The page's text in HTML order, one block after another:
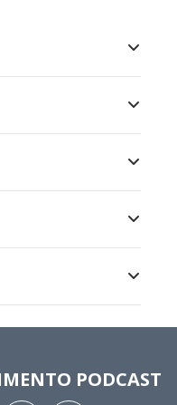
PODCAST